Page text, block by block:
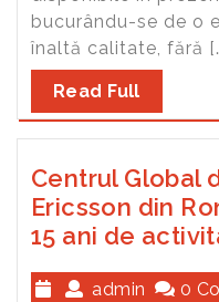
bucurându-se de o
înaltă calitate, fără
Read Full
Centrul Global
Ericsson din
15 ani de
admin 0